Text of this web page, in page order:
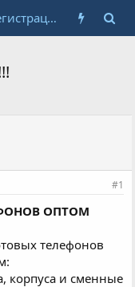
Регистрация
#1
ОПТОМ
телефонов
корпуса и сменные